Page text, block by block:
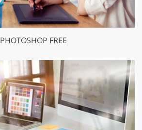
PHOTOSHOP FREE